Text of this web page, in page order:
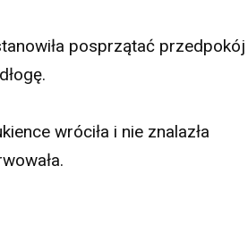
posprzątać przedpokój
wróciła i nie znalazła